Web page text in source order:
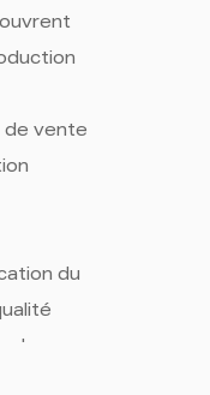
de vente
du